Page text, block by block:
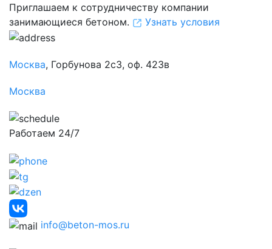
Приглашаем к сотрудничеству компании
занимающиеся бетоном.
Узнать условия
Москва, Горбунова 2с3, оф. 423в
Москва
Работаем 24/7
info@beton-mos.ru